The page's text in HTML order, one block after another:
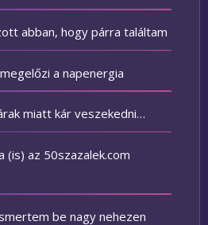
abban, hogy párra találtam
a napenergia
miatt kár veszekedni…
(is) az 50szazalek.com
be nagy nehezen